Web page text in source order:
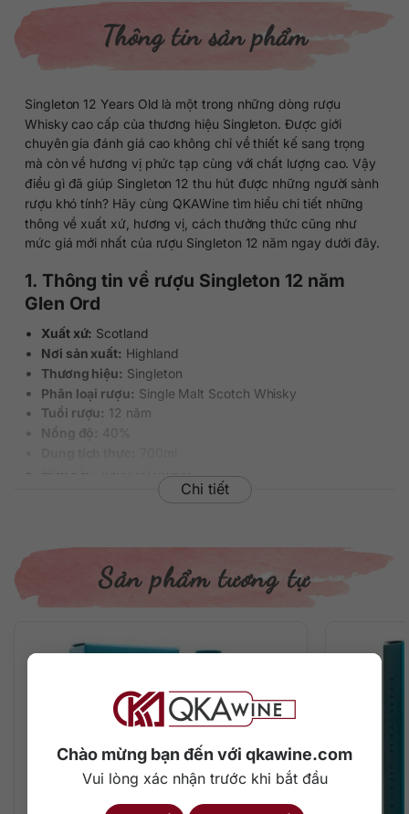
Chào mừng bạn đến với qkawine.com
Vui lòng xác nhận trước khi bắt đầu
Thông tin sản phẩm
Singleton 12 Years Old là một trong những dòng rượu
Whisky cao cấp của thương hiệu Singleton. Được giới
chuyên gia đánh giá cao không chỉ về thiết kế sang trọng
mà còn về hương vị phức tạp cùng với chất lượng cao. Vậy
điều gì đã giúp Singleton 12 thu hút được những người sành
rượu khó tính? Hãy cùng QKAWine tìm hiểu chi tiết những
thông về xuất xứ, hương vị, cách thưởng thức cũng như
mức giá mới nhất của rượu Singleton 12 năm ngay dưới đây.
1. Thông tin về rượu Singleton 12 năm
Glen Ord
Xuất xứ: Scotland
Nơi sản xuất: Highland
Thương hiệu: Singleton
Phân loại rượu: Single Malt Scotch Whisky
Tuổi rượu: 12 năm
Nồng độ:
40%
Màu sắc:
Vàng hổ phách
Uống nguyên chất, ướp lạnh, uống
Singleton 12 thuộc dòng rượu Whisky mạch nha đơn cất, là
một trong những dòng sản phẩm được ưa chuộng nhất của
thương hiệu Singleton.
Singleton 12 thể hiện phong cách vừa hiện đại vừa cổ điển
với hương vị phong phú, đa dạng nhưng cũng rất đỗi phức
chắc chắn, vị rượu khá mềm tạo cảm giác tương đối dễ
uống khi lần đầu tiên thưởng thức.
Thiết kế chai thủy tinh với dáng dẹt rất mới mẻ, mang phong
cách cổ điển của các loại Whisky Scotland ở thế kỷ 19. Màu
xanh lục bảo làm nổi bật thứ nước màu vàng hổ phách óng
Chi tiết
Sản phẩm tương tự